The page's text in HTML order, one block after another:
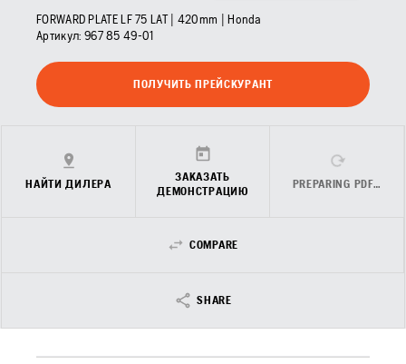
FORWARD PLATE LF 75 LAT | 420mm | Honda
Артикул: 967 85 49‑01
ПОЛУЧИТЬ ПРЕЙСКУРАНТ
НАЙТИ ДИЛЕРА
ЗАКАЗАТЬ
ДЕМОНСТРАЦИЮ
PREPARING PDF…
COMPARE
SHARE